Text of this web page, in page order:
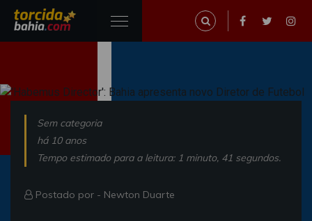
Sem categoria
há 10 anos
Tempo estimado para a leitura: 1 minuto, 41 segundos.
Postado por - Newton Duarte